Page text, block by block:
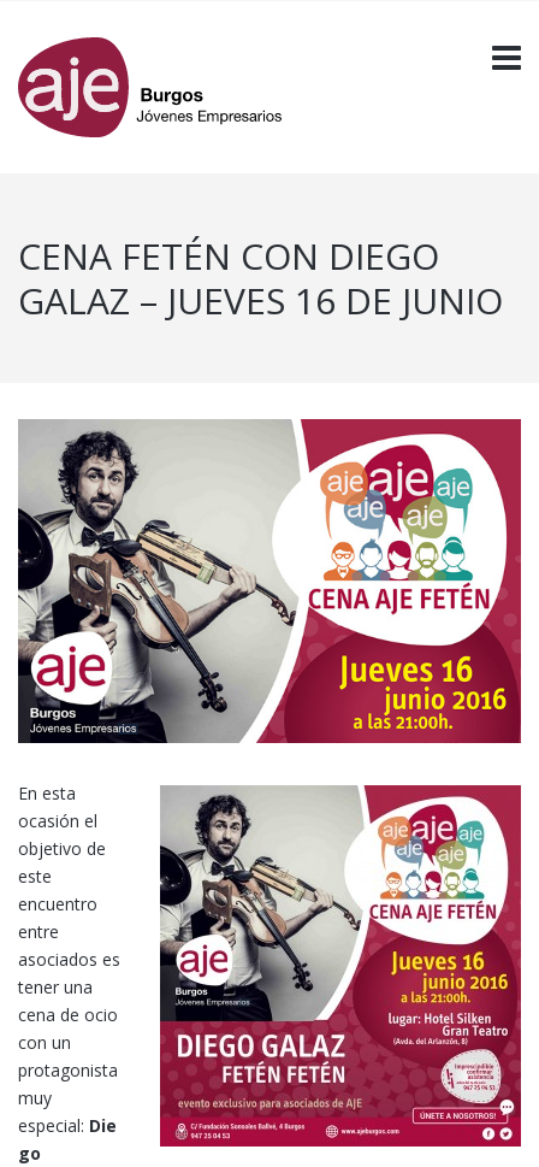
CENA FETÉN CON DIEGO
GALAZ – JUEVES 16 DE JUNIO
En esta
ocasión el
objetivo de
este
encuentro
entre
asociados es
tener una
cena de ocio
con un
protagonista
muy
especial: Die
go